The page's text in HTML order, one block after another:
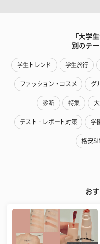
「大学
別のテ
学生トレンド 学生旅行
ファッション・コスメ グ
診断 特集
テスト・レポート対策 学
格安
お